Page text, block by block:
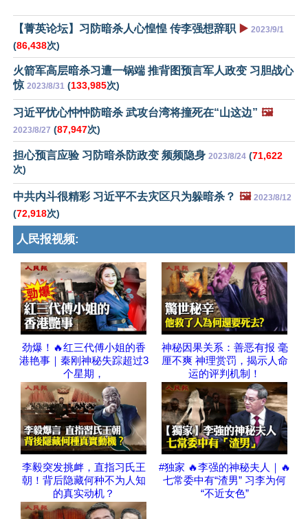
【菁英论坛】习防暗杀人心惶惶 传李强想辞职 ▶️ 2023/9/1
(86,438次)
火箭军高层暗杀习遭一锅端 推背图预言军人政变 习胆战心
惊 2023/8/31 (133,985次)
习近平忧心忡忡防暗杀 武攻台湾将撞死在“山这边” 🖼️
2023/8/27 (87,947次)
担心预言应验 习防暗杀防政变 频频隐身 2023/8/24 (71,622
次)
中共内斗很精彩 习近平不去灾区只为躲暗杀？ 🖼️ 2023/8/12
(72,918次)
人民报视频:
劲爆！🔥红三代傅小姐的香
港艳事｜秦刚神秘失踪超过3
个星期，
神秘因果关系：善恶有报 毫
厘不爽 神理赏罚，揭示人命
运的评判机制！
李毅突发挑衅，直指习氏王
朝！背后隐藏何种不为人知
的真实动机？
#独家 🔥李强的神秘夫人｜🔥
七常委中有“渣男” 习李为何
“不近女色”